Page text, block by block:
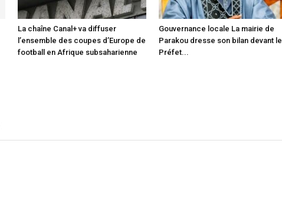
La chaîne Canal+ va diffuser
l’ensemble des coupes d’Europe de
football en Afrique subsaharienne
Gouvernance locale La mairie de
Parakou dresse son bilan devant le
Préfet...